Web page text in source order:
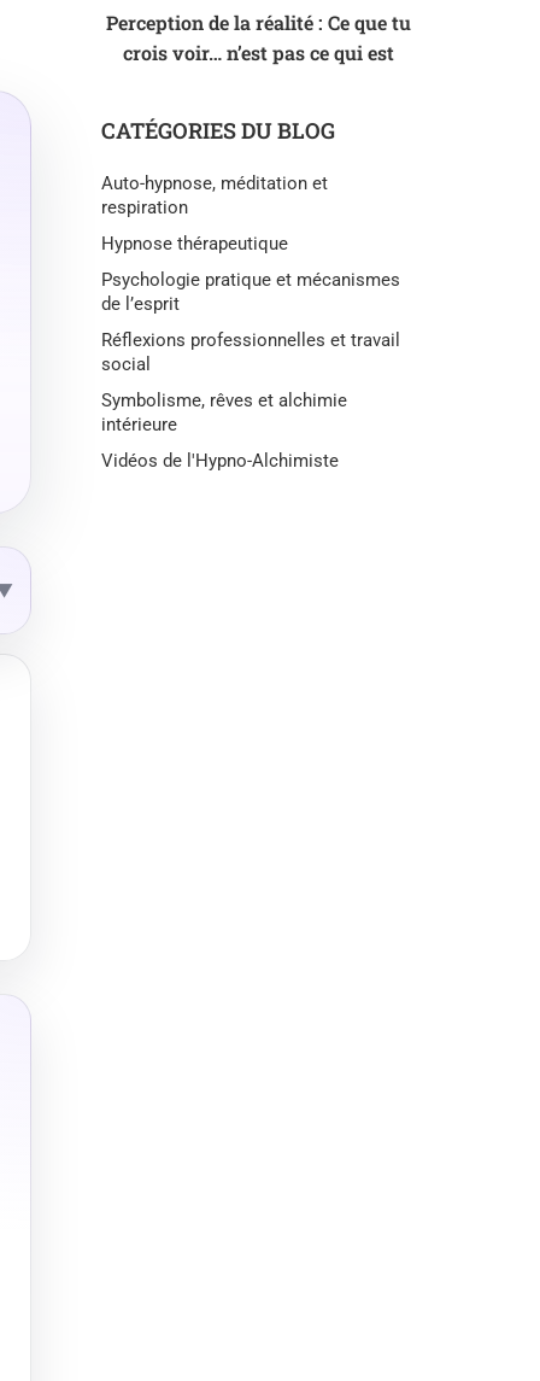
Perception de la réalité : Ce que tu
crois voir… n’est pas ce qui est
CATÉGORIES DU BLOG
Auto-hypnose, méditation et
respiration
Hypnose thérapeutique
Psychologie pratique et mécanismes
de l’esprit
Réflexions professionnelles et travail
social
Symbolisme, rêves et alchimie
intérieure
Vidéos de l'Hypno-Alchimiste